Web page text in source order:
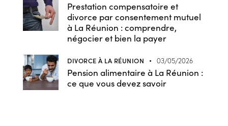
Prestation compensatoire et
divorce par consentement mutuel
à La Réunion : comprendre,
négocier et bien la payer
DIVORCE À LA RÉUNION 03/05/2026
Pension alimentaire à La Réunion :
ce que vous devez savoir